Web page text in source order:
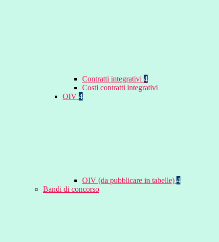
Contratti integrativi 4
Costi contratti integrativi
OIV 4
OIV (da pubblicare in tabelle) 4
Bandi di concorso